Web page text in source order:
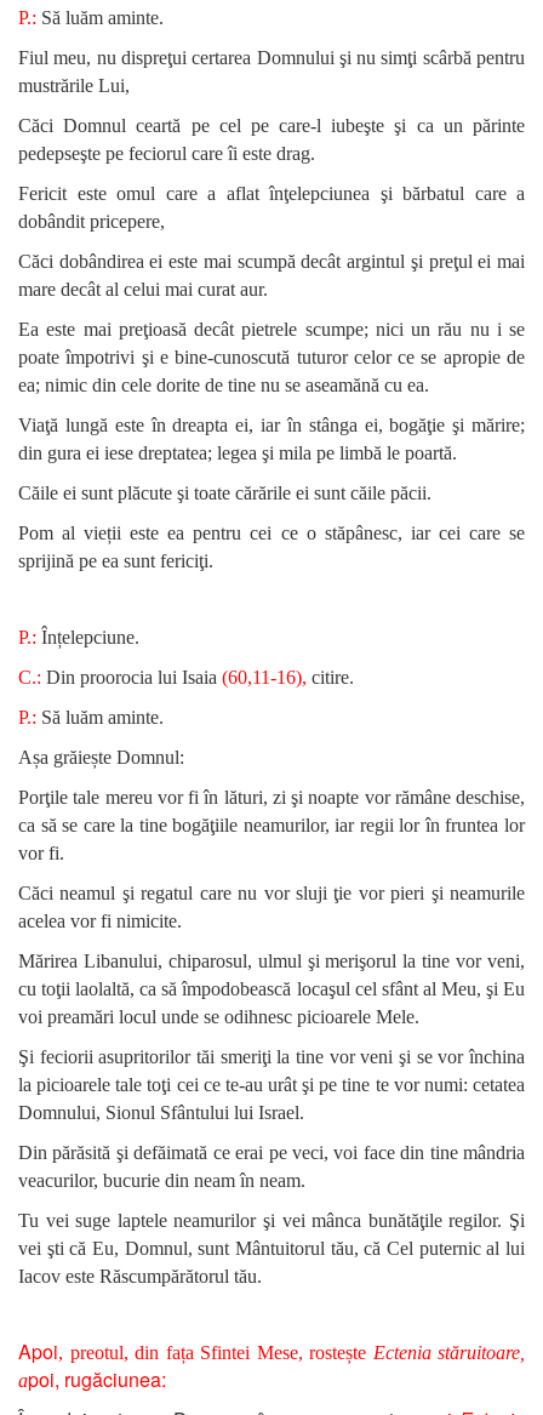
P.: Să luăm aminte.
Fiul meu, nu dispreţui certarea Domnului şi nu simţi scârbă pentru
mustrările Lui,
Căci Domnul ceartă pe cel pe care-l iubeşte şi ca un părinte
pedepseşte pe feciorul care îi este drag.
Fericit este omul care a aflat înţelepciunea şi bărbatul care a
dobândit pricepere,
Căci dobândirea ei este mai scumpă decât argintul şi preţul ei mai
mare decât al celui mai curat aur.
Ea este mai preţioasă decât pietrele scumpe; nici un rău nu i se
poate împotrivi şi e bine-cunoscută tuturor celor ce se apropie de
ea; nimic din cele dorite de tine nu se aseamănă cu ea.
Viaţă lungă este în dreapta ei, iar în stânga ei, bogăţie şi mărire;
din gura ei iese dreptatea; legea şi mila pe limbă le poartă.
Căile ei sunt plăcute şi toate cărările ei sunt căile păcii.
Pom al vieții este ea pentru cei ce o stăpânesc, iar cei care se
sprijină pe ea sunt fericiţi.
P.: Înțelepciune.
C.: Din proorocia lui Isaia (60,11-16), citire.
P.: Să luăm aminte.
Așa grăiește Domnul:
Porţile tale mereu vor fi în lături, zi şi noapte vor rămâne deschise,
ca să se care la tine bogăţiile neamurilor, iar regii lor în fruntea lor
vor fi.
Căci neamul şi regatul care nu vor sluji ţie vor pieri şi neamurile
acelea vor fi nimicite.
Mărirea Libanului, chiparosul, ulmul şi merişorul la tine vor veni,
cu toţii laolaltă, ca să împodobească locaşul cel sfânt al Meu, şi Eu
voi preamări locul unde se odihnesc picioarele Mele.
Şi feciorii asupritorilor tăi smeriţi la tine vor veni şi se vor închina
la picioarele tale toţi cei ce te-au urât şi pe tine te vor numi: cetatea
Domnului, Sionul Sfântului lui Israel.
Din părăsită şi defăimată ce erai pe veci, voi face din tine mândria
veacurilor, bucurie din neam în neam.
Tu vei suge laptele neamurilor şi vei mânca bunătăţile regilor. Şi
vei şti că Eu, Domnul, sunt Mântuitorul tău, că Cel puternic al lui
Iacov este Răscumpărătorul tău.
Apoi, preotul, din fața Sfintei Mese, rostește Ectenia stăruitoare,
apoi, rugăciunea: